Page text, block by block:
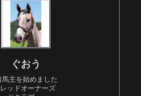
ぐおう
主を始めました
ッドオーナーズ